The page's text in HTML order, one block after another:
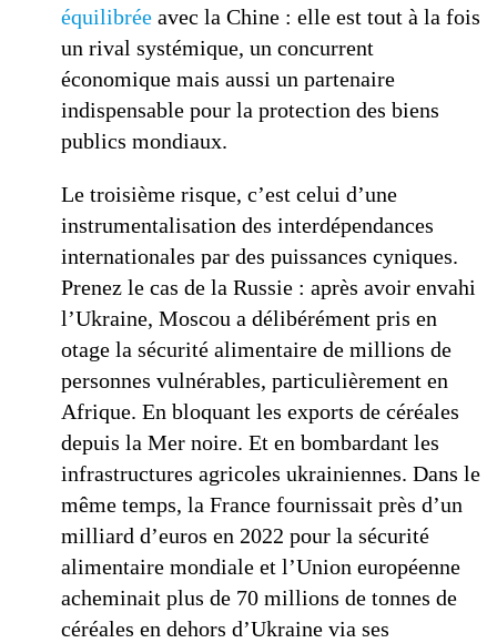
équilibrée avec la Chine : elle est tout à la fois
un rival systémique, un concurrent
économique mais aussi un partenaire
indispensable pour la protection des biens
publics mondiaux.
Le troisième risque, c’est celui d’une
instrumentalisation des interdépendances
internationales par des puissances cyniques.
Prenez le cas de la Russie : après avoir envahi
l’Ukraine, Moscou a délibérément pris en
otage la sécurité alimentaire de millions de
personnes vulnérables, particulièrement en
Afrique. En bloquant les exports de céréales
depuis la Mer noire. Et en bombardant les
infrastructures agricoles ukrainiennes. Dans le
même temps, la France fournissait près d’un
milliard d’euros en 2022 pour la sécurité
alimentaire mondiale et l’Union européenne
acheminait plus de 70 millions de tonnes de
céréales en dehors d’Ukraine via ses